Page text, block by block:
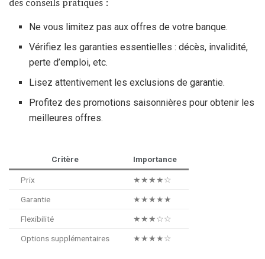
des conseils pratiques :
Ne vous limitez pas aux offres de votre banque.
Vérifiez les garanties essentielles : décès, invalidité,
perte d’emploi, etc.
Lisez attentivement les exclusions de garantie.
Profitez des promotions saisonnières pour obtenir les
meilleures offres.
Critère Importance
Prix ★★★★☆
Garantie ★★★★★
Flexibilité ★★★☆☆
Options supplémentaires ★★★★☆